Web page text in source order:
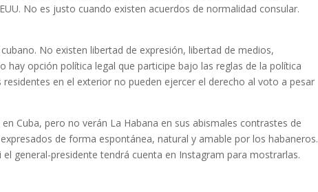
No es justo cuando existen acuerdos de normalidad consular.
No existen libertad de expresión, libertad de medios,
hay opción política legal que participe bajo las reglas de la política
en el exterior no pueden ejercer el derecho al voto a pesar
Cuba, pero no verán La Habana en sus abismales contrastes de
de forma espontánea, natural y amable por los habaneros.
general-presidente tendrá cuenta en Instagram para mostrarlas.